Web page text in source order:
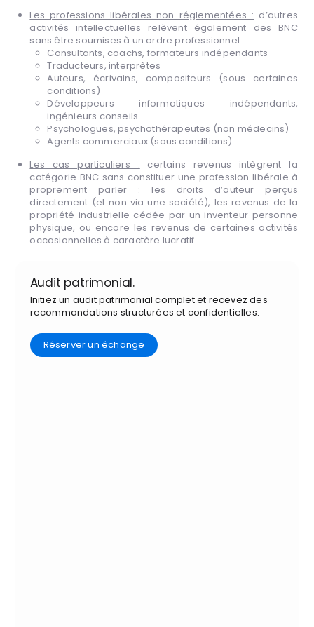
Les professions libérales non réglementées : d’autres
activités intellectuelles relèvent également des BNC
sans être soumises à un ordre professionnel :
Consultants, coachs, formateurs indépendants
Traducteurs, interprètes
Auteurs, écrivains, compositeurs (sous certaines
conditions)
Développeurs informatiques indépendants,
ingénieurs conseils
Psychologues, psychothérapeutes (non médecins)
Agents commerciaux (sous conditions)
Les cas particuliers : certains revenus intègrent la
catégorie BNC sans constituer une profession libérale à
proprement parler : les droits d’auteur perçus
directement (et non via une société), les revenus de la
propriété industrielle cédée par un inventeur personne
physique, ou encore les revenus de certaines activités
occasionnelles à caractère lucratif.
Audit patrimonial.
Initiez un audit patrimonial complet et recevez des
recommandations structurées et confidentielles.
Réserver un échange